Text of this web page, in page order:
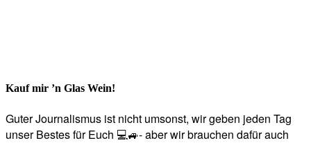
Kauf mir ’n Glas Wein!
Guter Journalismus ist nicht umsonst, wir geben jeden Tag
unser Bestes für Euch 💻🚙- aber wir brauchen dafür auch